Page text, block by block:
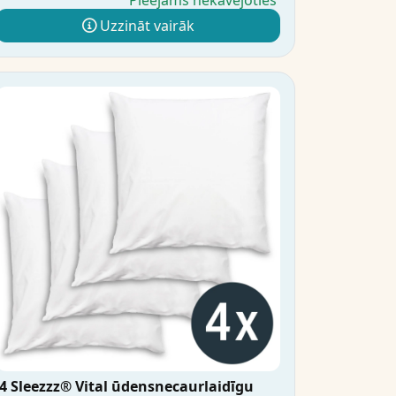
Uzzināt vairāk
4 Sleezzz® Vital ūdensnecaurlaidīgu